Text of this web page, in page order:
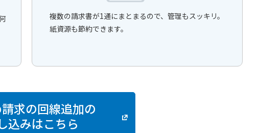
複数の請求書が1通にまとまるので、管理もスッキリ。
紙資源も節約できます。
求の回線追加の
込みはこちら